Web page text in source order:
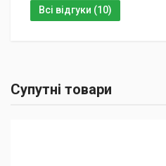
Всі відгуки (10)
Супутні товари